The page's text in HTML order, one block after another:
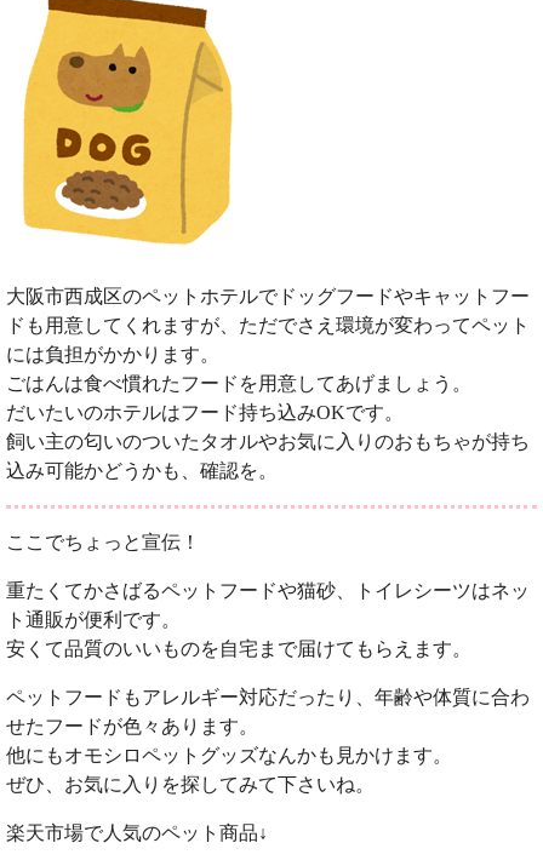
大阪市西成区のペットホテルでドッグフードやキャットフー
ドも用意してくれますが、ただでさえ環境が変わってペット
には負担がかかります。
ごはんは食べ慣れたフードを用意してあげましょう。
だいたいのホテルはフード持ち込みOKです。
飼い主の匂いのついたタオルやお気に入りのおもちゃが持ち
込み可能かどうかも、確認を。
ここでちょっと宣伝！
重たくてかさばるペットフードや猫砂、トイレシーツはネッ
ト通販が便利です。
安くて品質のいいものを自宅まで届けてもらえます。
ペットフードもアレルギー対応だったり、年齢や体質に合わ
せたフードが色々あります。
他にもオモシロペットグッズなんかも見かけます。
ぜひ、お気に入りを探してみて下さいね。
楽天市場で人気のペット商品↓